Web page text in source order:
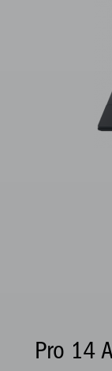
Pro 14